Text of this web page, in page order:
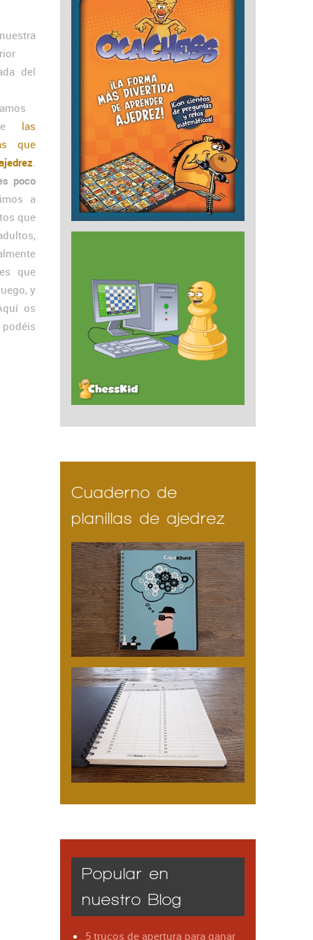
del
las
que
.
poco
a
que
que
y
os
Cuaderno de
planillas de ajedrez
Popular en
nuestro Blog
5 trucos de apertura para ganar